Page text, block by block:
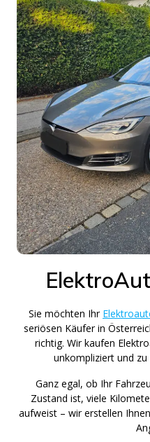
Sie möchten Ihr
seriösen Käufer in
richtig. Wir kaufen
unkompliziert und
Ganz egal, ob Ihr
Zustand ist, viele
aufweist – wir erstellen